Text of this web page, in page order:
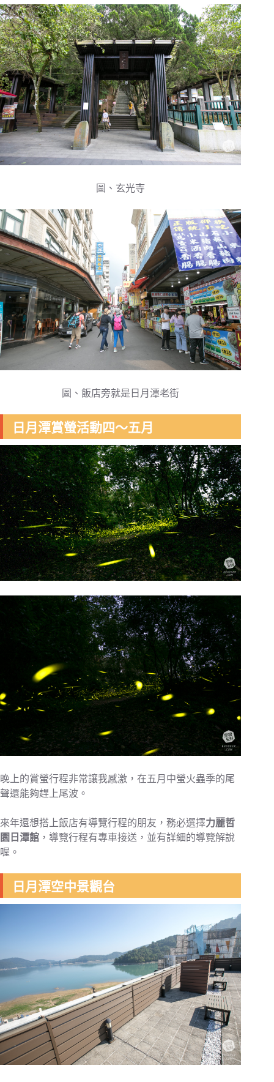
圖、玄光寺
圖、飯店旁就是日月潭老街
日月潭賞螢活動四～五月
晚上的賞螢行程非常讓我感激，在五月中螢火蟲季的尾
聲還能夠趕上尾波。
來年還想搭上飯店有導覽行程的朋友，務必選擇力麗哲
園日潭館 ，導覽行程有專車接送，並有詳細的導覽解說
喔。
日月潭空中景觀台